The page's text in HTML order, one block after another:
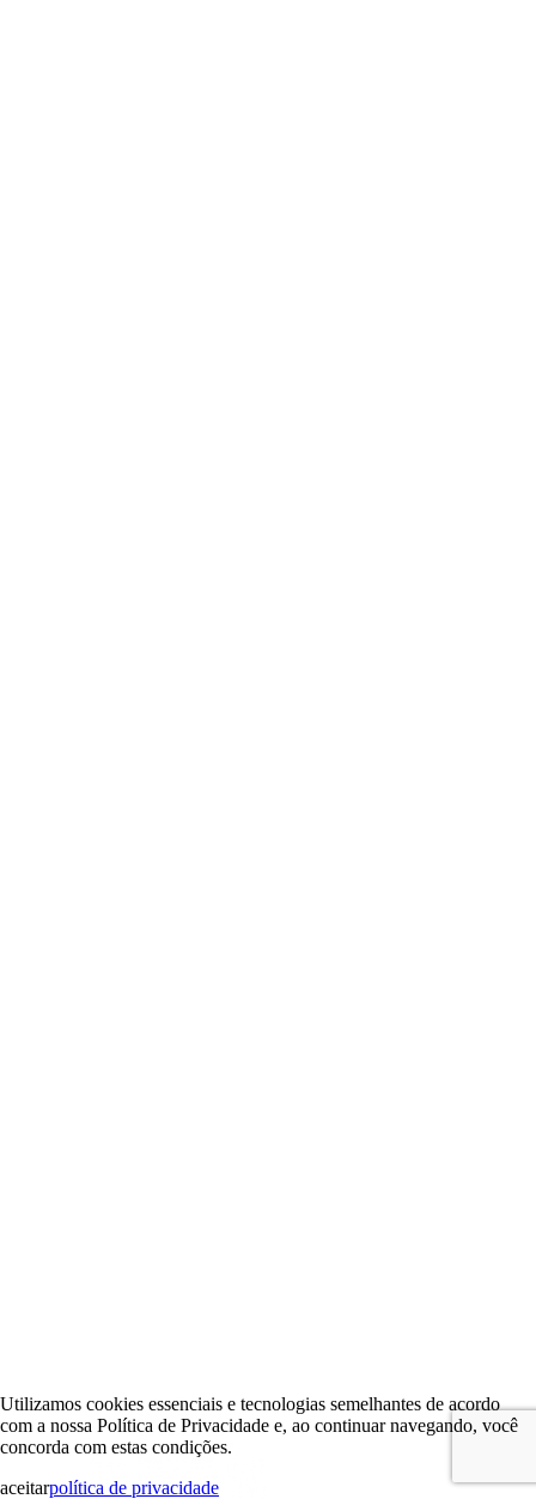
Utilizamos cookies essenciais e tecnologias semelhantes de acordo
com a nossa Política de Privacidade e, ao continuar navegando, você
concorda com estas condições.
aceitarpolítica de privacidade